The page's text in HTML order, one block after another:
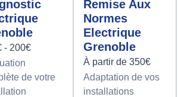
- 200€
de votre
Remise Aux
Normes
Electrique
Grenoble
À partir de 350€
Adaptation de vos
installations